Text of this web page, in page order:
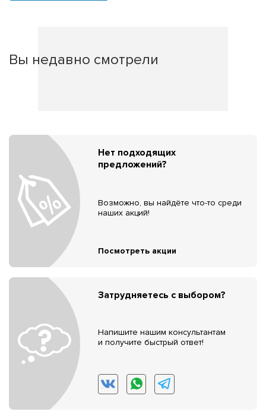
Вы недавно смотрели
Нет подходящих
предложений?
Возможно, вы найдёте что-то среди
наших акций!
Посмотреть акции
Затрудняетесь с выбором?
Напишите нашим консультантам
и получите быстрый ответ!